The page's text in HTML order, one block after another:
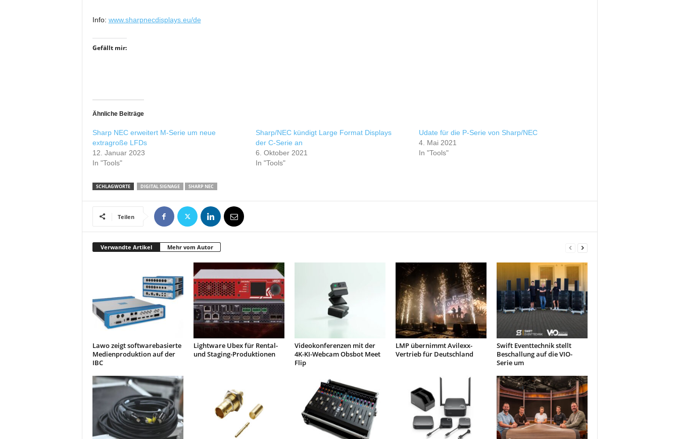
Info: www.sharpnecdisplays.eu/de
Gefällt mir:
Ähnliche Beiträge
Sharp NEC erweitert M-Serie um neue
extragroße LFDs
12. Januar 2023
In "Tools"
Sharp/NEC kündigt Large Format Displays
der C-Serie an
6. Oktober 2021
In "Tools"
Udate für die P-Serie von Sharp/NEC
4. Mai 2021
In "Tools"
SCHLAGWORTE DIGITAL SIGNAGE SHARP NEC
Teilen
Verwandte Artikel Mehr vom Autor
Lawo zeigt softwarebasierte
Medienproduktion auf der
IBC
Lightware Ubex für Rental-
und Staging-Produktionen
Videokonferenzen mit der
4K-KI-Webcam Obsbot Meet
Flip
LMP übernimmt Avilexx-
Vertrieb für Deutschland
Swift Eventtechnik stellt
Beschallung auf die VIO-
Serie um